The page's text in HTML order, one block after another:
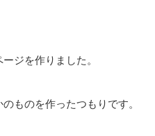
ジを作りました。
ものを作ったつもりです。